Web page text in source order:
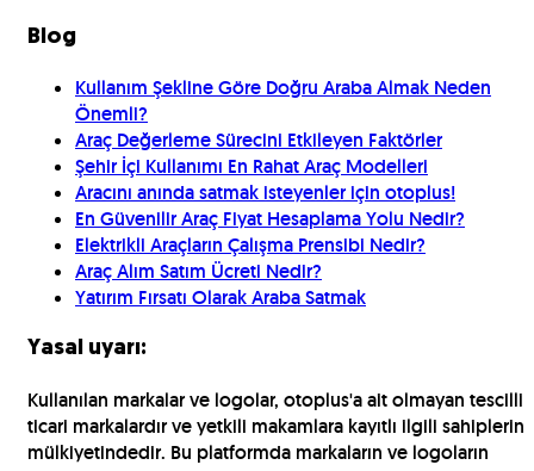
Blog
Kullanım Şekline Göre Doğru Araba Almak Neden
Önemli?
Araç Değerleme Sürecini Etkileyen Faktörler
Şehir İçi Kullanımı En Rahat Araç Modelleri
Aracını anında satmak isteyenler için otoplus!
En Güvenilir Araç Fiyat Hesaplama Yolu Nedir?
Elektrikli Araçların Çalışma Prensibi Nedir?
Araç Alım Satım Ücreti Nedir?
Yatırım Fırsatı Olarak Araba Satmak
Yasal uyarı:
Kullanılan markalar ve logolar, otoplus'a ait olmayan tescilli
ticari markalardır ve yetkili makamlara kayıtlı ilgili sahiplerin
mülkiyetindedir. Bu platformda markaların ve logoların